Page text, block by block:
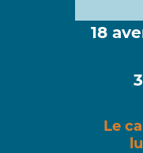
18
Le